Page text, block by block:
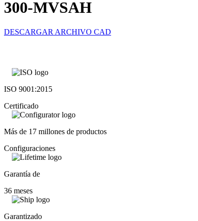
300-MVSAH
DESCARGAR ARCHIVO CAD
ISO 9001:2015
Certificado
Más de 17 millones de productos
Configuraciones
Garantía de
36 meses
Garantizado